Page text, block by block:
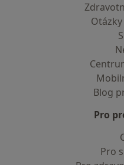
Blog
Pro
Pro